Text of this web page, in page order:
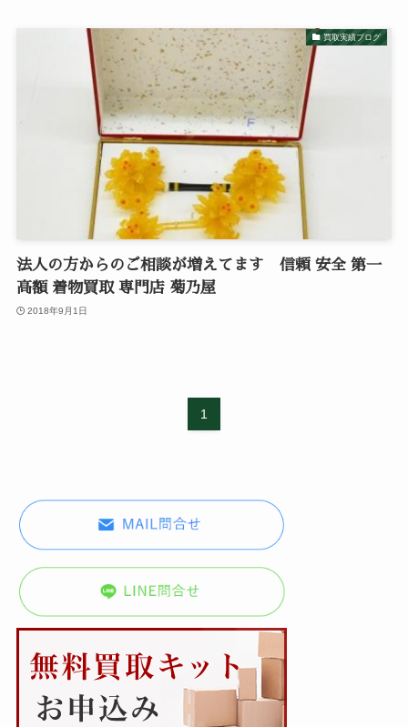
買取実績ブログ
法人の方からのご相談が増えてます 信頼 安全 第一
高額 着物買取 専門店 菊乃屋
2018年9月1日
1